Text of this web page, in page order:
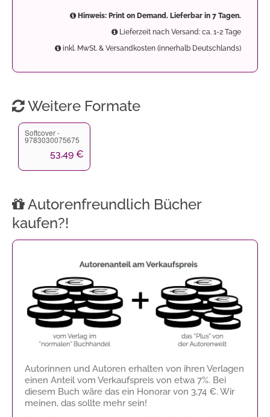
Hinweis: Print on Demand. Lieferbar in 7 Tagen.
Lieferzeit nach Versand: ca. 1-2 Tage
inkl. MwSt. & Versandkosten (innerhalb Deutschlands)
Weitere Formate
Softcover -
9783030075675
53,49 €
Autorenfreundlich Bücher
kaufen?!
Autorinnen und Autoren erhalten von ihren Verlagen
einen Anteil vom Verkaufspreis von etwa 7%. Bei
diesem Buch wäre das ein Honorar von 3,74 €. Wir
meinen, das sollte mehr sein!